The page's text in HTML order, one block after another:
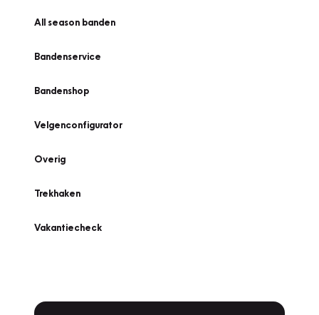
All season banden
Bandenservice
Bandenshop
Velgenconfigurator
Overig
Trekhaken
Vakantiecheck